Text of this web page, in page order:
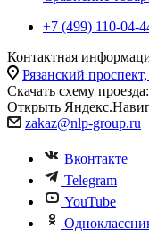
+7 (499) 110-04-
Контактная
Рязанский
Скачать схему
Открыть
zakaz@nlp-group.ru
Вконтакте
Telegram
YouTube